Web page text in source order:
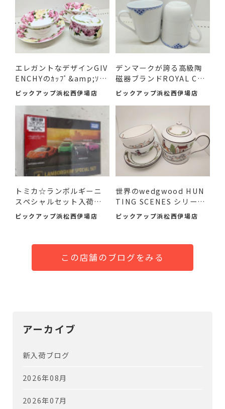
エレガントなデザインGIV
ENCHYのｶｯﾌﾟ&amp;ｿｰｻ
ｰ...
ピックアップ浜松西伊場店
デンマークが誇る高級陶
磁器ブランドROYAL COP
ENHA...
ピックアップ浜松西伊場店
トミカ☆ランボルギーニ
スペシャルセット入荷し
まし...
ピックアップ浜松西伊場店
世界のwedgwood HUN
TING SCENES シリーズ
のアイテ...
ピックアップ浜松西伊場店
この店舗のブログをみる
アーカイブ
新入荷ブログ
2026年08月
2026年07月